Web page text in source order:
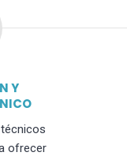
Y
ofrecer